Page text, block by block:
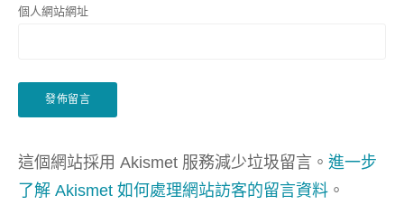
個人網站網址
這個網站採用 Akismet 服務減少垃圾留言。 進一步
了解 Akismet 如何處理網站訪客的留言資料 。